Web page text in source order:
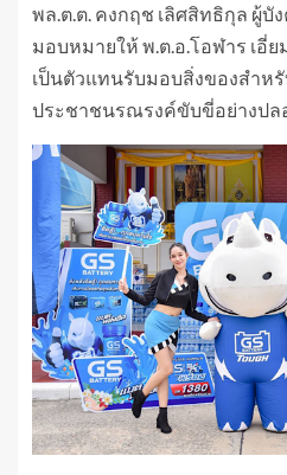
พล.ต.ต. คงกฤช เลิศสิทธิกุล ผู้บั
มอบหมายให้ พ.ต.อ.โอฬาร เอี่ย
เป็นตัวแทนรับมอบสิ่งของสำห
ประชาชนรณรงค์ขับขี่อย่างปล